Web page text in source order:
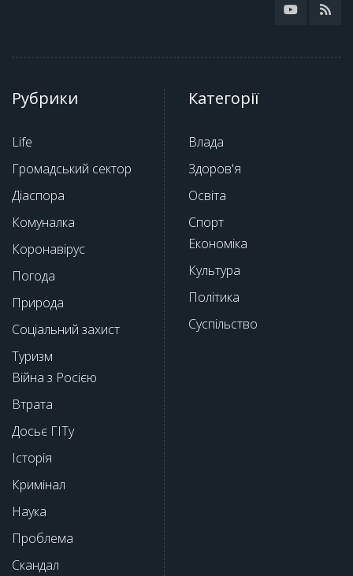
Рубрики
Life
Громадський сектор
Діаспора
Комуналка
Коронавірус
Погода
Природа
Соціальний захист
Туризм
Війна з Росією
Втрата
Досьє ГІТу
Історія
Кримінал
Наука
Проблема
Скандал
Категорії
Влада
Здоров'я
Освіта
Спорт
Економіка
Культура
Політика
Суспільство